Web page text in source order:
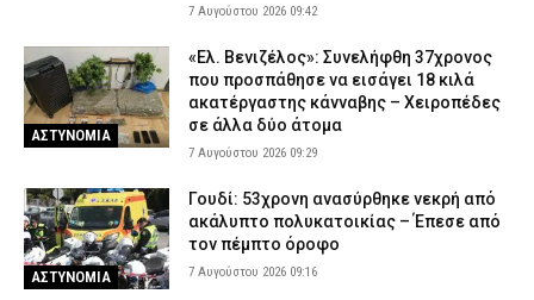
7 Αυγούστου 2026 09:42
ΑΣΤΥΝΟΜΙΑ
«Ελ. Βενιζέλος»: Συνελήφθη 37χρονος
που προσπάθησε να εισάγει 18 κιλά
ακατέργαστης κάνναβης – Χειροπέδες
σε άλλα δύο άτομα
7 Αυγούστου 2026 09:29
ΑΣΤΥΝΟΜΙΑ
Γουδί: 53χρονη ανασύρθηκε νεκρή από
ακάλυπτο πολυκατοικίας – Έπεσε από
τον πέμπτο όροφο
7 Αυγούστου 2026 09:16